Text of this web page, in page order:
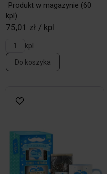
Produkt w magazynie (60
kpl)
75,01 zł / kpl
kpl
Do koszyka